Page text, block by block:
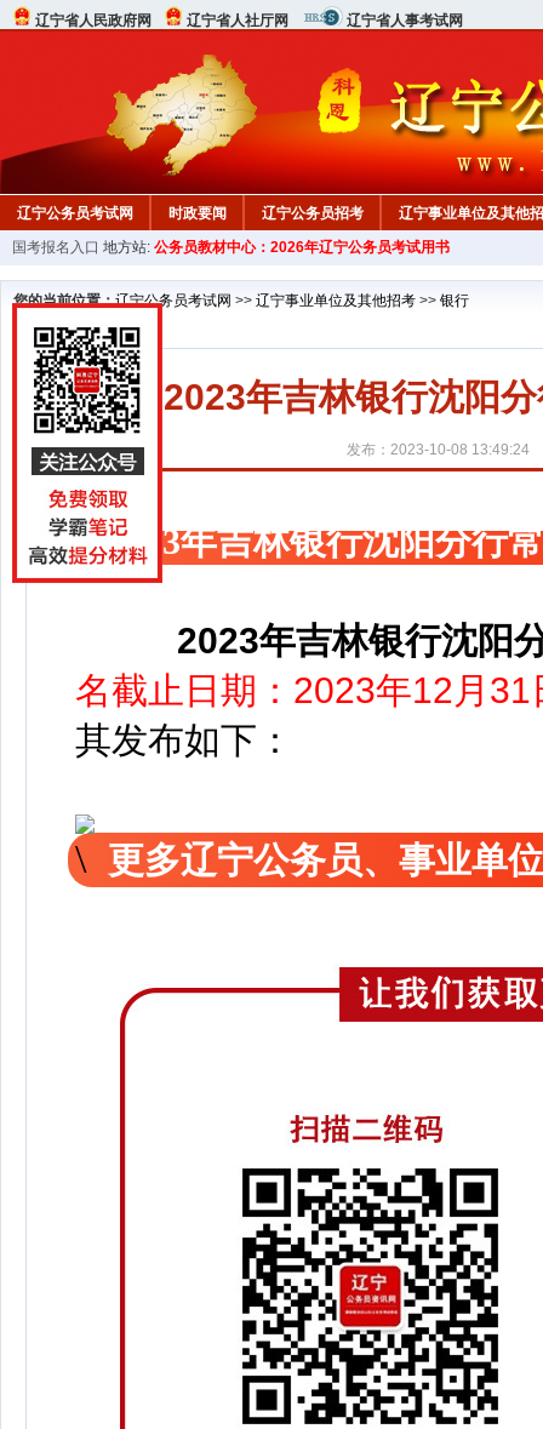
辽宁省人民政府网 辽宁省人社厅网 辽宁省人事考试网
辽宁公务员考试网 时政要闻 辽宁公务员招考 辽宁事业单位及其他
在线咨询 教材中心
国考报名入口 地方站: 公务员教材中心：2026年辽宁公务员考试用书
您的当前位置：辽宁公务员考试网 >> 辽宁事业单位及其他招考 >> 银行
2023年吉林银行沈阳
发布：2023-10-08 13:49:24
2023年吉林银行沈阳分行
2023年吉林银行沈阳
名截止日期：2023年12月31
其发布如下：
更多辽宁公务员、事业单